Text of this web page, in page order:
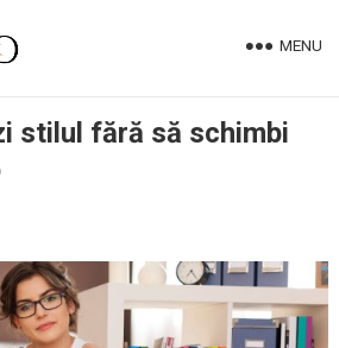
MENU
stilul fără să schimbi